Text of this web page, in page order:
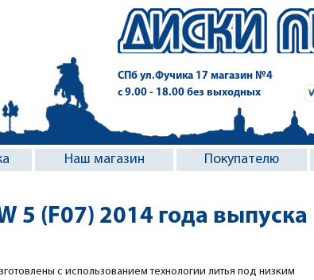
СПб ул.Фучика 17магазин №4
с 9.00 - 18.00 без выходных
Наш магазин Покупателю
5 (F07) 2014 года выпуска
с использованием технологии литья под низким